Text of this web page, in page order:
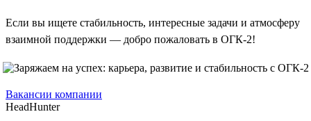
Если вы ищете стабильность, интересные задачи и атмосферу
взаимной поддержки — добро пожаловать в ОГК-2!
Вакансии компании
HeadHunter